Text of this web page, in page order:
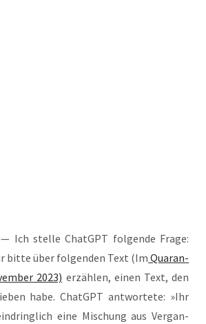
— Ich stel­le ChatGPT fol­gen­de Fra­ge:
bit­te über fol­gen­den Text (Im Qua­ran­
2023) erzäh­len, einen Text, den
habe. ChatGPT ant­wor­te­te: »Ihr
eine Mischung aus Ver­gan­